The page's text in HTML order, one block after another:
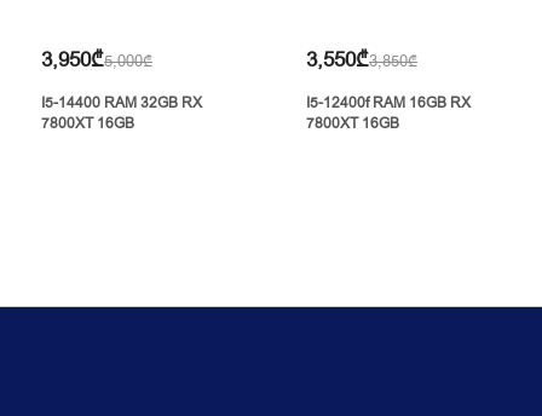
3,950₾5,000₾
I5-14400 RAM 32GB RX
7800XT 16GB
3,550₾3,850₾
I5-12400f RAM 16GB RX
7800XT 16GB